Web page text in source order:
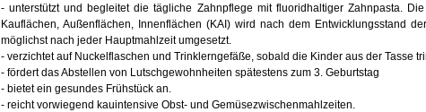
- unterstützt und begleitet die tägliche Zahnpflege mit fluoridhaltiger Zahnpasta. Die
Kauflächen, Außenflächen, Innenflächen (KAI) wird nach dem Entwicklungsstand
möglichst nach jeder Hauptmahlzeit umgesetzt.
- verzichtet auf Nuckelflaschen und Trinklerngefäße, sobald die Kinder aus der Tasse
- fördert das Abstellen von Lutschgewohnheiten spätestens zum 3. Geburtstag
- bietet ein gesundes Frühstück an.
- reicht vorwiegend kauintensive Obst- und Gemüsezwischenmahlzeiten.